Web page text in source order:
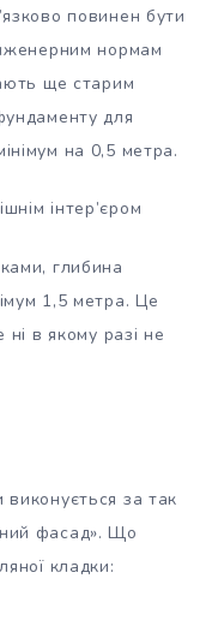
повинен бути
нормам
ще старим
для
на 0,5 метра.
інтер’єром
глибина
1,5 метра. Це
ні в якому разі не
за так
фасад». Що
кладки: